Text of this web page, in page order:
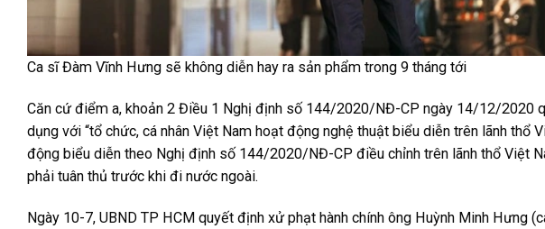
Ca sĩ Đàm Vĩnh Hưng sẽ không diễn hay ra sản phẩm trong 9 tháng tới
Căn cứ điểm a, khoản 2 Điều 1 Nghị định số 144/2020/NĐ-CP ngày 14/12/2020
dụng với “tổ chức, cá nhân Việt Nam hoạt động nghệ thuật biểu diễn trên lãnh thổ
động biểu diễn theo Nghị định số 144/2020/NĐ-CP điều chỉnh trên lãnh thổ Việt
phải tuân thủ trước khi đi nước ngoài.
Ngày 10-7, UBND TP HCM quyết định xử phạt hành chính ông Huỳnh Minh Hưng